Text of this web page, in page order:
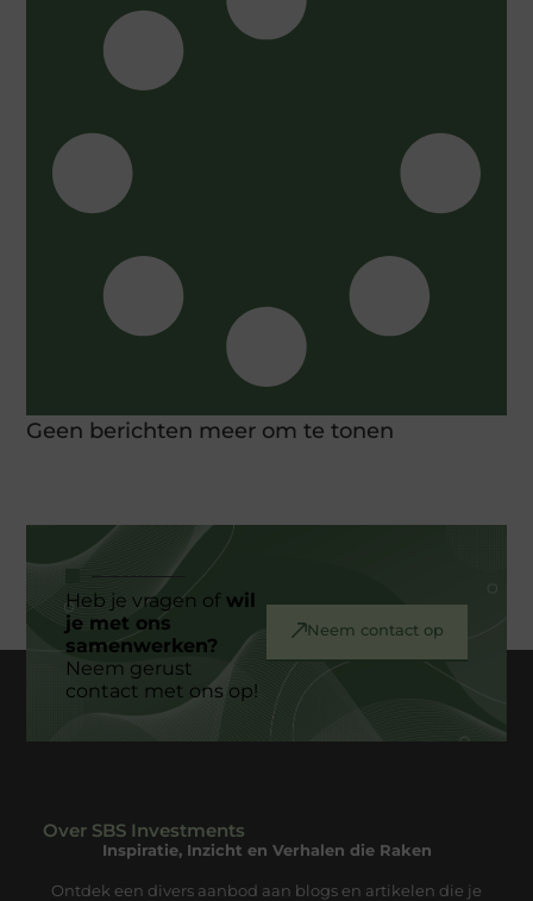
Geen berichten meer om te tonen
Heb je vragen ofwil
je met ons
samenwerken?
Neem gerust
contact met ons op!
Neem contact op
Over SBS Investments
Inspiratie, Inzicht en Verhalen die Raken
Ontdek een divers aanbod aan blogs en artikelen die je